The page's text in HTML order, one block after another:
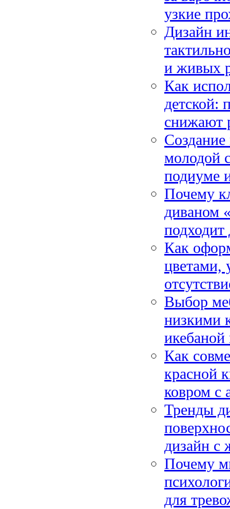
узкие
Дизайн
и живых
Как
детской:
снижают
молодой
подиуме
Почему
диваном
подходит
Как
цветами,
Выбор
низкими
икебаной
Как
красной
ковром с
Тренды
дизайн
Почему
для